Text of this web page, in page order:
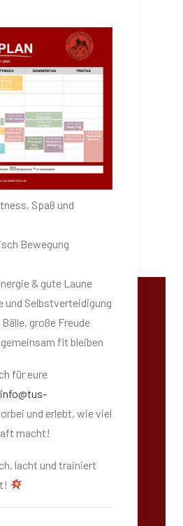
Spaß und
Bewegung
& gute Laune
und Selbstverteidigung
große Freude
fit bleiben
für eure
info@tus-
und erlebt, wie viel
macht!
lacht und trainiert